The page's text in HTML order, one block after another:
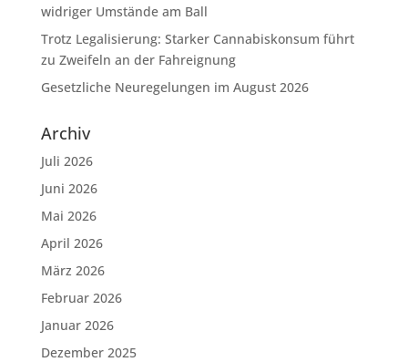
widriger Umstände am Ball
Trotz Legalisierung: Starker Cannabiskonsum führt
zu Zweifeln an der Fahreignung
Gesetzliche Neuregelungen im August 2026
Archiv
Juli 2026
Juni 2026
Mai 2026
April 2026
März 2026
Februar 2026
Januar 2026
Dezember 2025